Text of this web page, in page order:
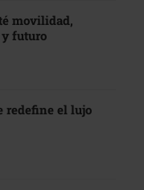
movilidad,
futuro
redefine el lujo